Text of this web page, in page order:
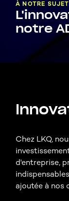
À NOTRE SUJET
notre
Chez LKQ,
d'entreprise,
ajoutée à nos